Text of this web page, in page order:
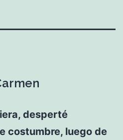
desperté
costumbre, luego de